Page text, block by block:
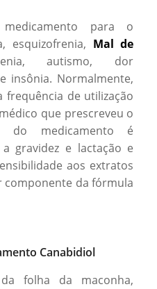
para o
esquizofrenia, Mal de
autismo, dor
insônia. Normalmente,
frequência de utilização
que prescreveu o
do medicamento é
gravidez e lactação e
aos extratos
componente da fórmula
Canabidiol
folha da maconha,